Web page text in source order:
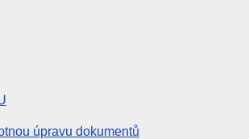
úpravu dokumentů